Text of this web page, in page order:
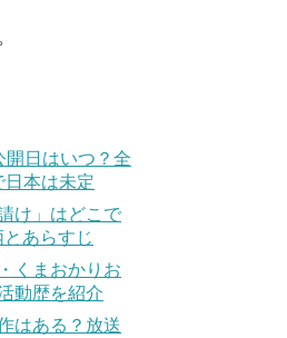
開日はいつ？全
本は未定
け」はどこで
とあらすじ
くまおかりお
動歴を紹介
はある？放送